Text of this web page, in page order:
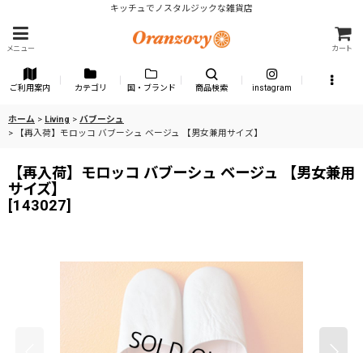
キッチュでノスタルジックな雑貨店
メニュー カート
ご利用案内 カテゴリ 国・ブランド 商品検索 instagram
ホーム > Living > バブーシュ
>
【再入荷】モロッコ バブーシュ ベージュ 【男女兼用サイズ】
【再入荷】モロッコ バブーシュ ベージュ 【男女兼用
サイズ】
[143027]